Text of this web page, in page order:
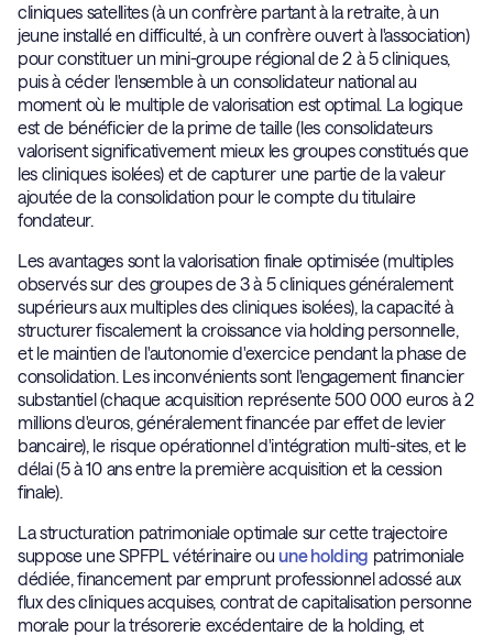
cliniques satellites (à un confrère partant à la retraite, à un
jeune installé en difficulté, à un confrère ouvert à l'association)
pour constituer un mini-groupe régional de 2 à 5 cliniques,
puis à céder l'ensemble à un consolidateur national au
moment où le multiple de valorisation est optimal. La logique
est de bénéficier de la prime de taille (les consolidateurs
valorisent significativement mieux les groupes constitués que
les cliniques isolées) et de capturer une partie de la valeur
ajoutée de la consolidation pour le compte du titulaire
fondateur.
Les avantages sont la valorisation finale optimisée (multiples
observés sur des groupes de 3 à 5 cliniques généralement
supérieurs aux multiples des cliniques isolées), la capacité à
structurer fiscalement la croissance via holding personnelle,
et le maintien de l'autonomie d'exercice pendant la phase de
consolidation. Les inconvénients sont l'engagement financier
substantiel (chaque acquisition représente 500 000 euros à 2
millions d'euros, généralement financée par effet de levier
bancaire), le risque opérationnel d'intégration multi-sites, et le
délai (5 à 10 ans entre la première acquisition et la cession
finale).
La structuration patrimoniale optimale sur cette trajectoire
suppose une SPFPL vétérinaire ouune holding patrimoniale
dédiée, financement par emprunt professionnel adossé aux
flux des cliniques acquises, contrat de capitalisation personne
morale pour la trésorerie excédentaire de la holding, et